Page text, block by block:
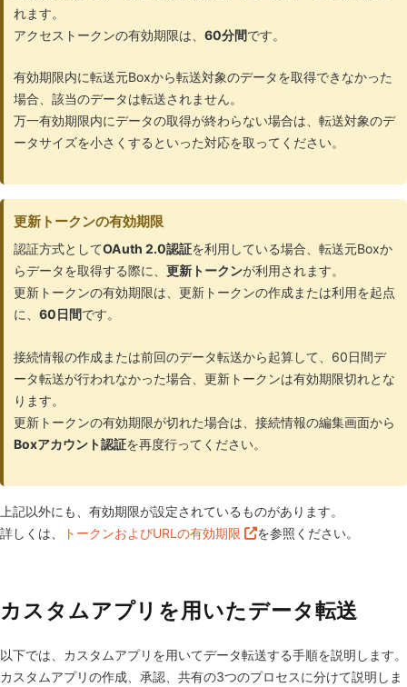
れます。
アクセストークンの有効期限は、60分間です。
有効期限内に転送元Boxから転送対象のデータを取得できなかった
場合、該当のデータは転送されません。
万一有効期限内にデータの取得が終わらない場合は、転送対象のデ
ータサイズを小さくするといった対応を取ってください。
更新トークンの有効期限
認証方式としてOAuth 2.0認証を利用している場合、転送元Boxか
らデータを取得する際に、更新トークンが利用されます。
更新トークンの有効期限は、更新トークンの作成または利用を起点
に、60日間です。
接続情報の作成または前回のデータ転送から起算して、60日間デ
ータ転送が行われなかった場合、更新トークンは有効期限切れとな
ります。
更新トークンの有効期限が切れた場合は、接続情報の編集画面から
Boxアカウント認証を再度行ってください。
上記以外にも、有効期限が設定されているものがあります。
詳しくは、
トークンおよびURLの有効期限 を参照ください。
カスタムアプリを用いたデータ転送
以下では、カスタムアプリを用いてデータ転送する手順を説明します。
カスタムアプリの作成、承認、共有の3つのプロセスに分けて説明しま